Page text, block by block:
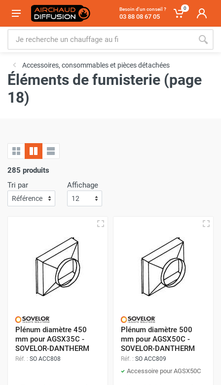
Besoin d'un conseil ?
03 88 08 67 05
0
Accessoires, consommables et pièces détachées
Éléments de fumisterie (page
18)
285 produits
Tri par
Affichage
Plénum diamètre 450
mm pour AGSX35C -
SOVELOR-DANTHERM
Réf. : SO ACC808
Plénum diamètre 500
mm pour AGSX50C -
SOVELOR-DANTHERM
Réf. : SO ACC809
Accessoire pour AGSX50C